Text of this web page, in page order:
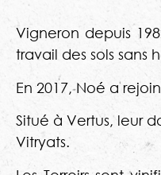
Vigneron depuis
travail des sols sans
En 2017, Noé a
Situé à Vertus, leur
Vitryats.